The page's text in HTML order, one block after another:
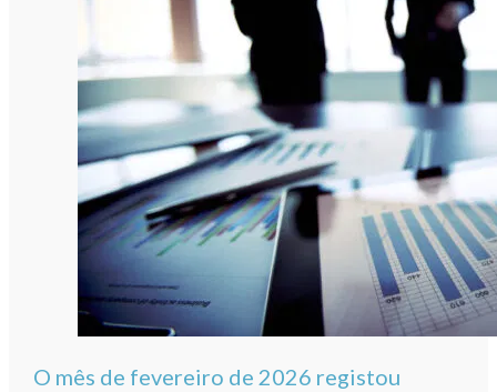
O mês de fevereiro de 2026 registou